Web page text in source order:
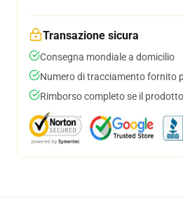
Transazione sicura
Consegna mondiale a domicilio
Numero di tracciamento fornito
Rimborso completo se il